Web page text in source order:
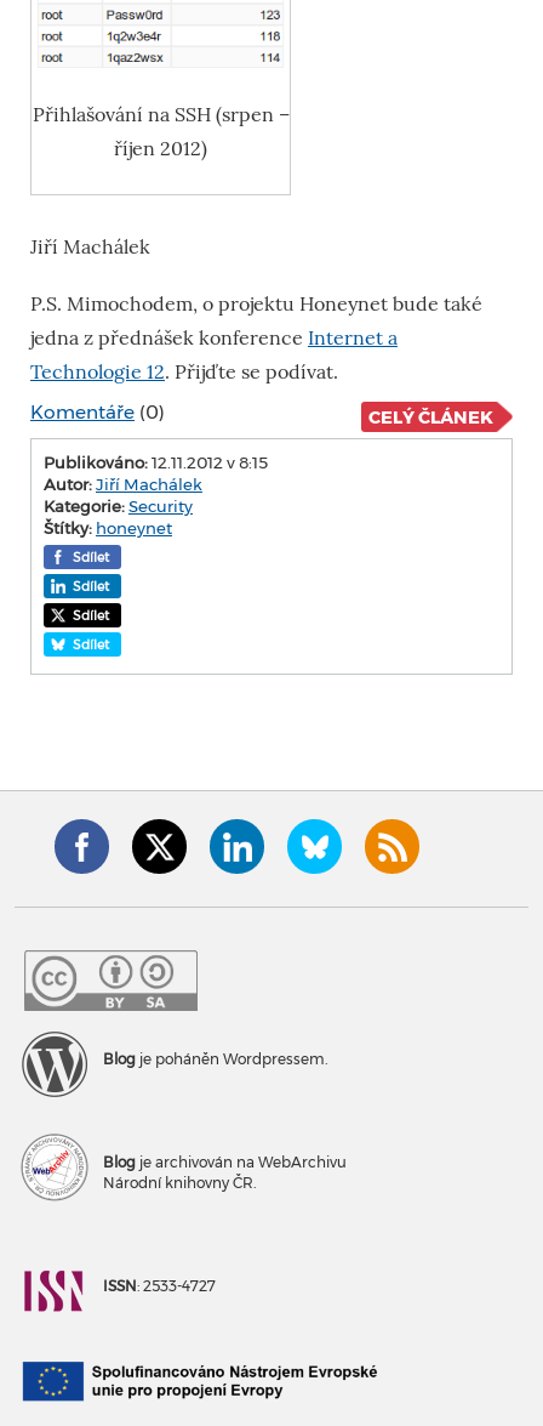
Přihlašování na SSH (srpen –
říjen 2012)
Jiří Machálek
P.S. Mimochodem, o projektu Honeynet bude také
jedna z přednášek konference Internet a
Technologie 12. Přijďte se podívat.
Komentáře (0) CELÝ ČLÁNEK
Publikováno:12.11.2012 v 8:15
Autor:Jiří Machálek
Kategorie:Security
Štítky: honeynet
Sdílet
Sdílet
Sdílet
Sdílet
Blog je poháněn Wordpressem.
Blog je archivován na WebArchivu
Národní knihovny ČR.
ISSN: 2533-4727